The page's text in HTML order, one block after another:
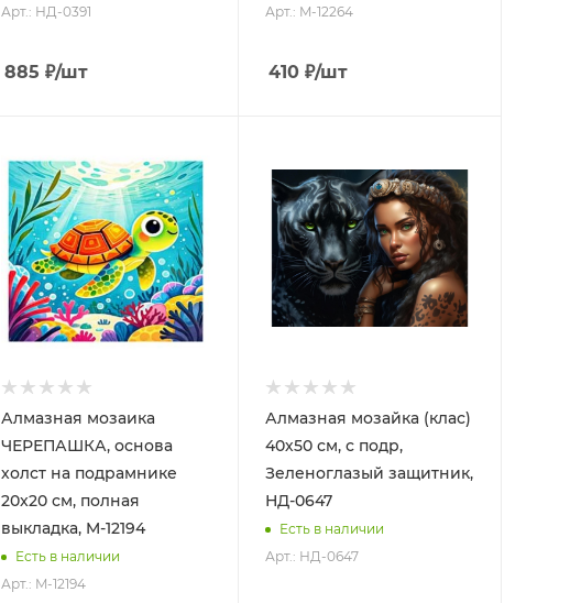
Арт.: НД-0391
885 ₽/шт
Арт.: M-12264
410₽/шт
Алмазная мозаика
ЧЕРЕПАШКА, основа
холст на подрамнике
20x20 см, полная
выкладка, M-12194
Есть в наличии
Арт.: M-12194
Алмазная мозайка (клас)
40х50 см, с подр,
Зеленоглазый защитник,
НД-0647
Есть в наличии
Арт.: НД-0647